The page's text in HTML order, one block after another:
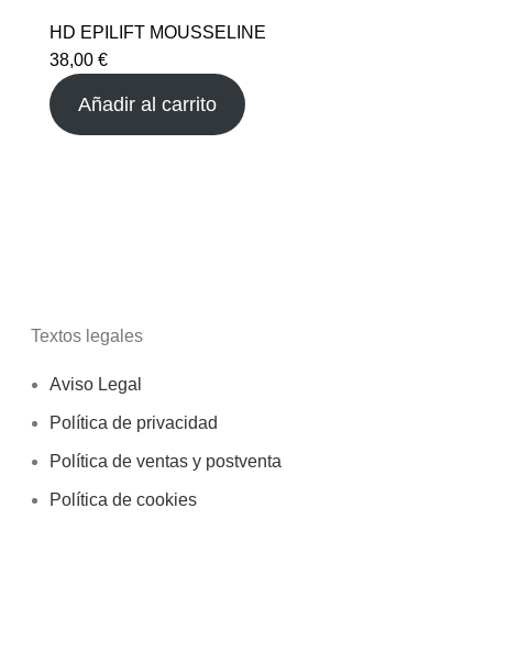
HD EPILIFT MOUSSELINE
38,00 €
Añadir al carrito
Textos legales
Aviso Legal
Política de privacidad
Política de ventas y postventa
Política de cookies